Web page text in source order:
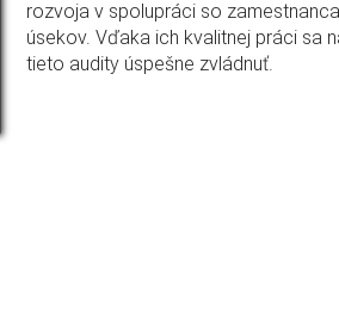
rozvoja v spolupráci so
úsekov. Vďaka ich kvalitnej práci sa
tieto audity úspešne zvládnuť.